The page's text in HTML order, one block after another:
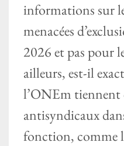
informations sur
menacées
2026 et pas pour
ailleurs, est-il
l’ONEm tiennent
antisyndicaux
fonction, comme